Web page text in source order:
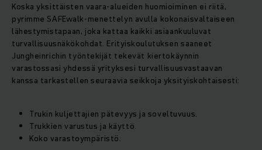
Koska yksittäisten vaara-alueiden huomioiminen ei riitä,
pyrimme SAFEwalk-menettelyn avulla kokonaisvaltaiseen
lähestymistapaan, joka kattaa kaikki asiaankuuluvat
turvallisuusnäkökohdat. Erityiskoulutuksen saaneet
Jungheinrichin työntekijät tekevät kiertokäynnin
varastossasi yhdessä yrityksesi turvallisuusvastaavan
kanssa tarkastellen seuraavia seikkoja yksityiskohtaisesti:
Trukin kuljettajien pätevyys ja soveltuvuus.
Trukkien varustus ja käyttö.
Koko varastoympäristö.